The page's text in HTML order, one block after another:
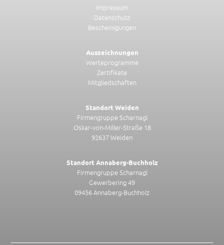
Impressum
Datenschutz
Bescheinigungen
Auszeichnungen
Werteprogramme
Zertifikate
Mitgliedschaften
Standort Weiden
Firmengruppe Scharnagl
Oskar-von-Miller-Straße 18
92637 Weiden
Standort Annaberg-Buchholz
Firmengruppe Scharnagl
Gewerbering 49
09456 Annaberg-Buchholz